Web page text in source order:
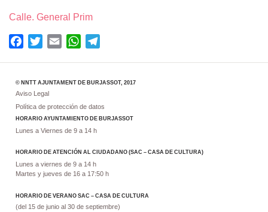
Calle. General Prim
FacebookTwitterEmail WhatsApp
© NNTT AJUNTAMENT DE BURJASSOT, 2017
Aviso Legal
Política de protección de datos
HORARIO AYUNTAMIENTO DE BURJASSOT
Lunes a Viernes de 9 a 14 h
HORARIO DE ATENCIÓN AL CIUDADANO (SAC – CASA DE CULTURA)
Lunes a viernes de 9 a 14 h
Martes y jueves de 16 a 17:50 h
HORARIO DE VERANO SAC – CASA DE CULTURA
(del 15 de junio al 30 de septiembre)